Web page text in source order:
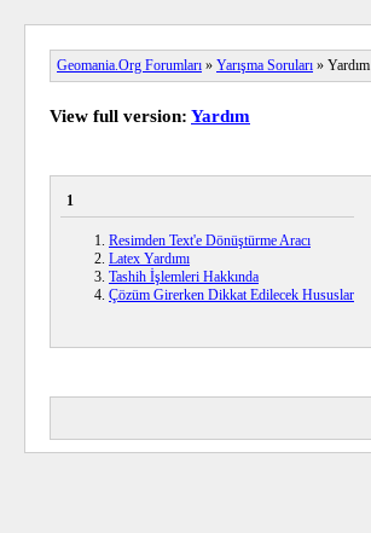
Geomania.Org Forumları » Yarışma Soruları » Yardım
View full version: Yardım
1
Resimden Text'e Dönüştürme Aracı
Latex Yardımı
Tashih İşlemleri Hakkında
Çözüm Girerken Dikkat Edilecek Hususlar